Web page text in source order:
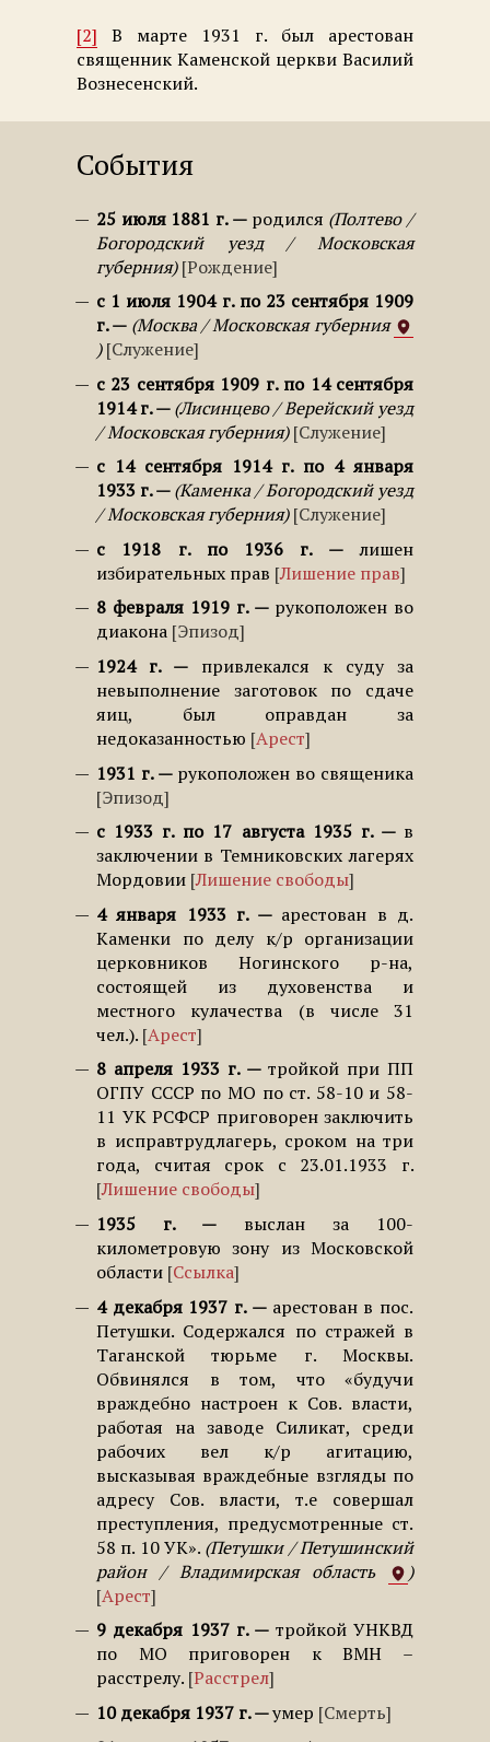
[2] В марте 1931 г. был арестован
священник Каменской церкви Василий
Вознесенский.
События
25 июля 1881 г. родился Полтево /
Богородский уезд / Московская
губерния
Рождение
с 1 июля 1904 г. по 23 сентября 1909
г.
Москва / Московская губерния
Служение
с 23 сентября 1909 г. по 14 сентября
1914 г.
Лисинцево / Верейский уезд
/ Московская губерния
Служение
с 14 сентября 1914 г. по 4 января
1933 г.
Каменка / Богородский уезд
/ Московская губерния
Служение
с 1918 г. по 1936 г.
лишен
избирательных прав Лишение прав
8 февраля 1919 г.
рукоположен во
диакона Эпизод
1924 г.
привлекался к суду за
невыполнение заготовок по сдаче
яиц, был оправдан за
недоказанностью Арест
1931 г.
рукоположен во священика
Эпизод
с 1933 г. по 17 августа 1935 г.
в
заключении в Темниковских лагерях
Мордовии Лишение свободы
4 января 1933 г.
арестован в д.
Каменки по делу к/р организации
церковников Ногинского р-на,
состоящей из духовенства и
местного кулачества (в числе 31
чел.). Арест
8 апреля 1933 г.
тройкой при ПП
ОГПУ СССР по МО по ст. 58-10 и 58-
11 УК РСФСР приговорен заключить
в исправтрудлагерь, сроком на три
года, считая срок с 23.01.1933 г.
Лишение свободы
1935 г.
выслан за 100-
километровую зону из Московской
области Ссылка
4 декабря 1937 г.
арестован в пос.
Петушки. Содержался по стражей в
Таганской тюрьме г. Москвы.
Обвинялся в том, что «будучи
враждебно настроен к Сов. власти,
работая на заводе Силикат, среди
рабочих вел к/р агитацию,
высказывая враждебные взгляды по
адресу Сов. власти, т.е совершал
преступления, предусмотренные ст.
58 п. 10 УК». Петушки / Петушинский
район / Владимирская область
Арест
9 декабря 1937 г.
тройкой УНКВД
по МО приговорен к ВМН –
расстрелу. Расстрел
10 декабря 1937 г.
умер Смерть